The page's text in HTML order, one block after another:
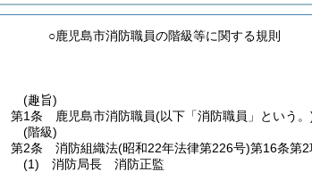
○鹿児島市消防職員の階級等に関する規則
(趣旨)
第1条
鹿児島市消防職員(以下「消防職員」という。
(階級)
第2条
消防組織法(昭和22年法律第226号)第16条第2
(1)
消防局長 消防正監